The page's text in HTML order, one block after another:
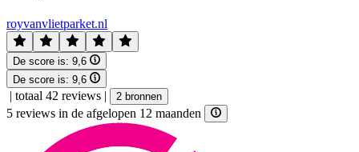
royvanvlietparket.nl
De score is: 9,6
De score is: 9,6
| totaal 42 reviews | 2 bronnen
5 reviews in de afgelopen 12 maanden